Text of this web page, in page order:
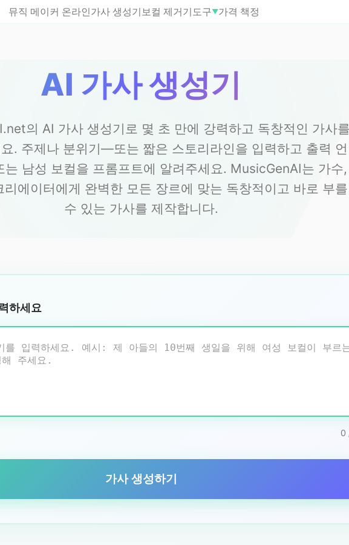
뮤직 메이커 온라인가사 생성기 보컬 제거기 도구▼가격 책정
AI 가사 생성기
의 AI 가사 생성기로 몇 초 만에 강력하고 독창적인 가사를
. 주제나 분위기—또는 짧은 스토리라인을 입력하고 출력 언
는 남성 보컬을 프롬프트에 알려주세요. MusicGenAI는 가수,
리에이터에게 완벽한 모든 장르에 맞는 독창적이고 바로 부를
수 있는 가사를 제작합니다.
하세요
0
가사 생성하기